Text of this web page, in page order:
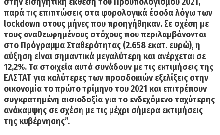
παρά τις επιπτώσεις στα φορολογικά έσοδα λόγω των
lockdown στους μήνες που προηγήθηκαν. Σε σχέση με
τους αναθεωρημένους στόχους που περιλαμβάνονται
στο Πρόγραμμα Σταθερότητας (2.658 εκατ. ευρώ), η
αύξηση είναι σημαντικά μεγαλύτερη και ανέρχεται σε
12,2%. Τα στοιχεία αυτά συνάδουν με τις εκτιμήσεις της
ΕΛΣΤΑΤ για καλύτερες των προσδοκιών εξελίξεις στην
οικονομία το πρώτο τρίμηνο του 2021 και επιτρέπουν
συγκρατημένη αισιοδοξία για το ενδεχόμενο ταχύτερης
ανάκαμψης σε σχέση με τις μέχρι σήμερα εκτιμήσεις
της κυβέρνησης”.